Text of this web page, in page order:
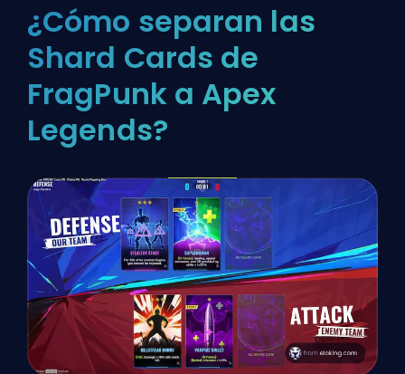
¿Cómo separan las
Shard Cards de
FragPunk a Apex
Legends?